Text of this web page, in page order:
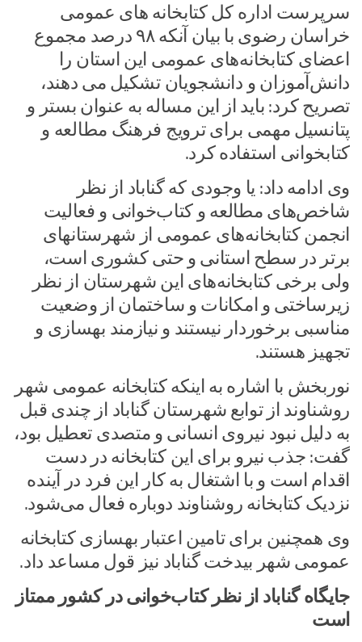
سرپرست اداره کل کتابخانه های عمومی
خراسان رضوی با بیان آنکه ۹۸ درصد مجموع
اعضای کتابخانه‌های عمومی این استان را
دانش‌آموزان و دانشجویان تشکیل می دهند،
تصریح کرد: باید از این مساله به عنوان بستر و
پتانسیل مهمی برای ترویج فرهنگ مطالعه و
کتابخوانی استفاده کرد.
وی ادامه داد: یا وجودی که گناباد از نظر
شاخص‌های مطالعه و کتاب‌خوانی و فعالیت
انجمن کتابخانه‌های عمومی از شهرستانهای
برتر در سطح استانی و حتی کشوری است،
ولی برخی کتابخانه‌های این شهرستان از نظر
زیرساختی و امکانات و ساختمان از وضعیت
مناسبی برخوردار نیستند و نیازمند بهسازی و
تجهیز هستند.
نوربخش با اشاره به اینکه کتابخانه عمومی شهر
روشناوند از توابع شهرستان گناباد از چندی قبل
به دلیل نبود نیروی انسانی و متصدی تعطیل بود،
گفت: جذب نیرو برای این کتابخانه در دست
اقدام است و با اشتغال به کار این فرد در آینده
نزدیک کتابخانه روشناوند دوباره فعال می‌شود.
وی همچنین برای تامین اعتبار بهسازی کتابخانه
عمومی شهر بیدخت گناباد نیز قول مساعد داد.
جایگاه گناباد از نظر کتاب‌خوانی در کشور ممتاز
است